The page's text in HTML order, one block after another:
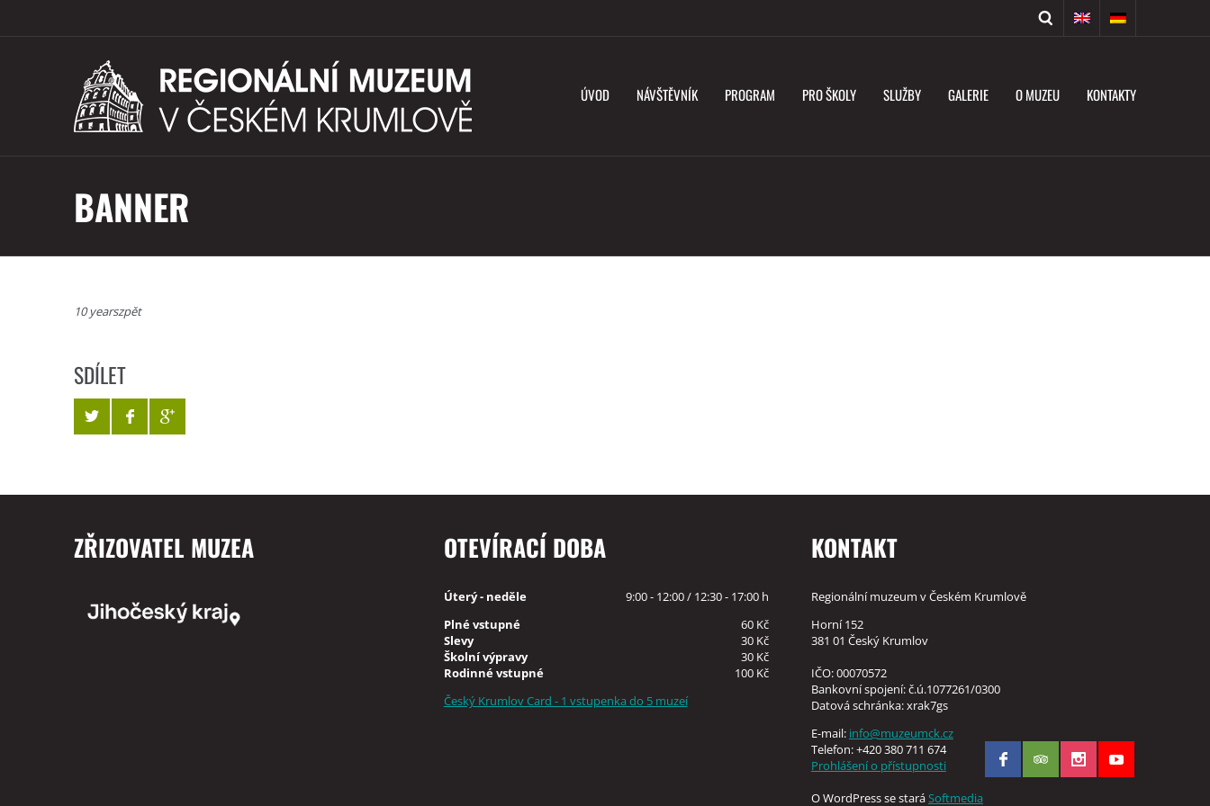
ÚVOD NÁVŠTĚVNÍK PROGRAM PRO ŠKOLY SLUŽBY GALERIE O MUZEU KONTAKTY
BANNER
10 yearszpět
SDÍLET
ZŘIZOVATEL MUZEA OTEVÍRACÍ DOBA
Úterý - neděle
9:00 - 12:00 / 12:30 - 17:00 h
Plné vstupné
60 Kč
Slevy
30 Kč
Školní výpravy
30 Kč
Rodinné vstupné
100 Kč
Český Krumlov Card - 1 vstupenka do 5 muzeí
KONTAKT
Regionální muzeum v Českém Krumlově
Horní 152
381 01 Český Krumlov
IČO: 00070572
Bankovní spojení: č.ú.1077261/0300
Datová schránka: xrak7gs
E-mail: info@muzeumck.cz
Telefon: +420 380 711 674
Prohlášení o přístupnosti
O WordPress se staráSoftmedia